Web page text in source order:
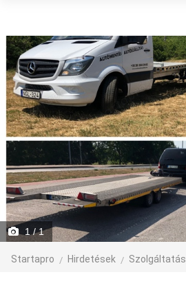
1 / 1
Startapro Hirdetések Szolgáltatás